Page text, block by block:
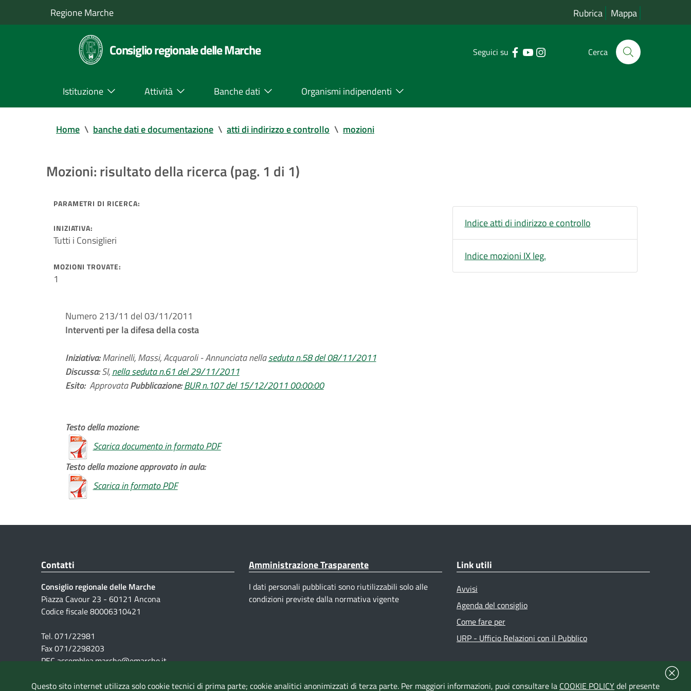
Regione Marche Rubrica Mappa
Consiglio regionale delle Marche Seguici su Cerca
Istituzione Attività Banche dati Organismi indipendenti
Home \ banche dati e documentazione \ atti di indirizzo e controllo \ mozioni
Mozioni: risultato della ricerca (pag. 1 di 1)
PARAMETRI DI RICERCA:
INIZIATIVA:
Tutti i Consiglieri
MOZIONI TROVATE:
1
Numero 213/11 del 03/11/2011
Interventi per la difesa della costa
Iniziativa:Marinelli, Massi, Acquaroli - Annunciata nellaseduta n.58 del 08/11/2011
Discussa:SI,nella seduta n.61 del 29/11/2011
Esito: ApprovataPubblicazione: BUR n.107 del 15/12/2011 00:00:00
Testo della mozione:
Scarica documento in formato PDF
Testo della mozione approvato in aula:
Scarica in formato PDF
Indice atti di indirizzo e controllo
Indice mozioni IX leg.
Contatti
Consiglio regionale delle Marche
Piazza Cavour 23 - 60121 Ancona
Codice fiscale 80006310421
Tel. 071/22981
Fax 071/2298203
PEC assemblea.marche@emarche.it
Amministrazione Trasparente
I dati personali pubblicati sono riutilizzabili solo alle
condizioni previste dalla normativa vigente
Link utili
Avvisi
Agenda del consiglio
Come fare per
URP - Ufficio Relazioni con il Pubblico
Questo sito internet utilizza solo cookie tecnici di prima parte; cookie analitici anonimizzati di terza parte. Per maggiori informazioni, puoi consultare la COOKIE POLICYdel presente